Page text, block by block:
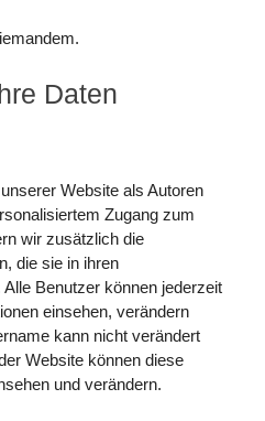
Daten
Website als Autoren
Zugang zum
wir zusätzlich die
die sie in ihren
Benutzer können jederzeit
einsehen, verändern
kann nicht verändert
Website können diese
und verändern.